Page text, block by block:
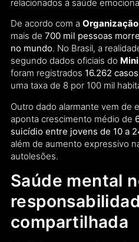
relacionados à saúde
De acordo com a
mais de 700 mil pessoas
no mundo. No Brasil, a
segundo dados oficiais do
foram registrados 16.262
uma taxa de 8 por 100 mil
Outro dado alarmante vem de
aponta crescimento médio de
suicídio entre jovens de 10 a
além de aumento expressivo
autolesões.
Saúde mental
compartilhada